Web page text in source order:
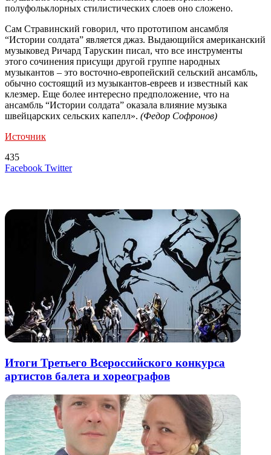
полуфольклорных стилистических слоев оно сложено.
Сам Стравинский говорил, что прототипом ансамбля
“Истории солдата” является джаз. Выдающийся американский
музыковед Ричард Тарускин писал, что все инструменты
этого сочинения присущи другой группе народных
музыкантов – это восточно-европейский сельский ансамбль,
обычно состоящий из музыкантов-евреев и известный как
клезмер. Еще более интересно предположение, что на
ансамбль “Истории солдата” оказала влияние музыка
швейцарских сельских капелл». (Федор Софронов)
Источник
435
Facebook TwitterLinkedIn
Tumblr
Reddit
Вконтакте
Одноклассники
Skype
Messenger
Messenger
WhatsApp
Telegram
Viber
Line
Поделиться
Печатать
Итоги Третьего Всероссийского конкурса
артистов балета и хореографов